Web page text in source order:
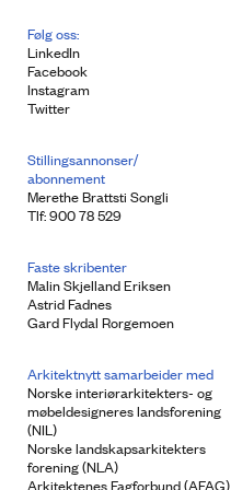
Følg oss:
LinkedIn
Facebook
Instagram
Twitter
Stillingsannonser/
abonnement
Merethe Brattsti Songli
Tlf: 900 78 529
Faste skribenter
Malin Skjelland Eriksen
Astrid Fadnes
Gard Flydal Rorgemoen
Arkitektnytt samarbeider med
Norske interiørarkitekters- og
møbeldesigneres landsforening
(NIL)
Norske landskapsarkitekters
forening (NLA)
Arkitektenes Fagforbund (AFAG)